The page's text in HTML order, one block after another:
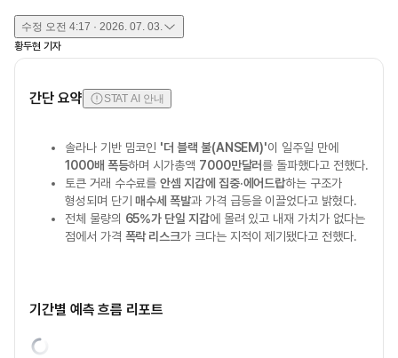
수정 오전 4:17 · 2026. 07. 03.
황두현 기자
간단 요약 STAT AI 안내
솔라나 기반 밈코인 '더 블랙 불(ANSEM)'이 일주일 만에
1000배 폭등하며 시가총액 7000만달러를 돌파했다고 전했다.
토큰 거래 수수료를안셈 지갑에 집중·에어드랍하는 구조가
형성되며 단기매수세 폭발과 가격 급등을 이끌었다고 밝혔다.
전체 물량의 65%가 단일 지갑에 몰려 있고 내재 가치가 없다는
점에서 가격 폭락 리스크가 크다는 지적이 제기됐다고 전했다.
기간별 예측 흐름 리포트